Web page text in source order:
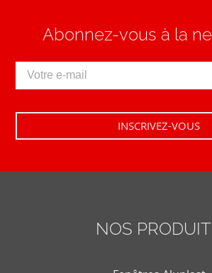
Abonnez-vous à la
NOS